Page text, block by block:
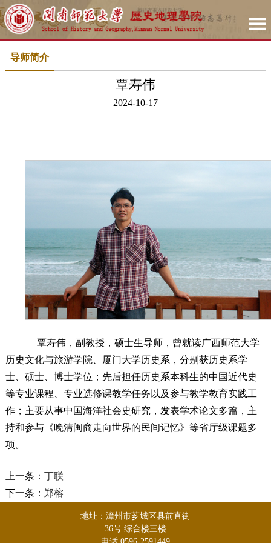
导师简介
覃寿伟
2024-10-17
覃寿伟，副教授，硕士生导师，曾就读广西师范大学
历史文化与旅游学院、厦门大学历史系，分别获历史系学
士、硕士、博士学位；先后担任历史系本科生的中国近代史
等专业课程、专业选修课教学任务以及参与教学教育实践工
作；主要从事中国海洋社会史研究，发表学术论文多篇，主
持和参与《晚清闽商走向世界的民间记忆》等省厅级课题多
项。
上一条： 丁联
下一条： 郑榕
地址：漳州市芗城区县前直街
36号 综合楼三楼